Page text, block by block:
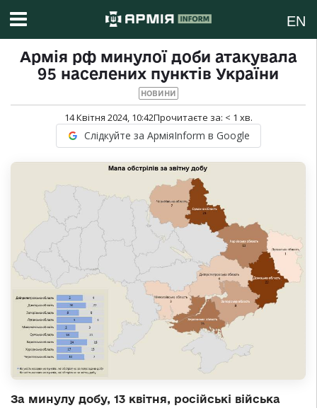
EN
Армія рф минулої доби атакувала
95 населених пунктів України
НОВИНИ
14 Квітня 2024, 10:42Прочитаєте за: < 1 хв.
Слідкуйте за АрміяInform в Google
За минулу добу, 13 квітня, російські війська